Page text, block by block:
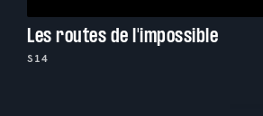
Les routes de l'impossible
S14